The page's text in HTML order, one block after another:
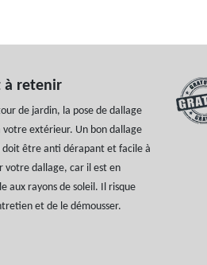
à retenir
de jardin, la pose de dallage
votre extérieur. Un bon dallage
doit être anti dérapant et facile à
votre dallage, car il est en
aux rayons de soleil. Il risque
et de le démousser.